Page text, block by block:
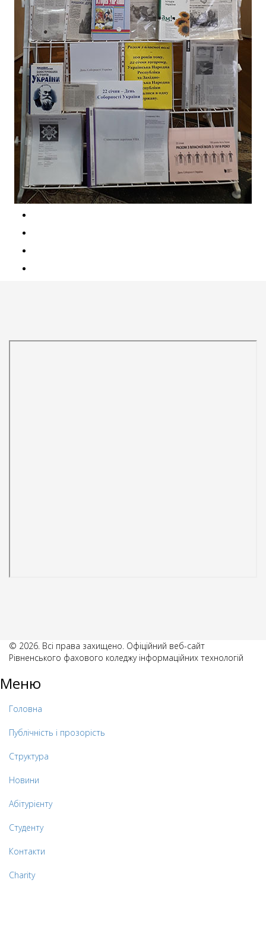
© 2026. Всі права захищено. Офіційний веб-сайт
Рівненського фахового коледжу інформаційних технологій
Меню
Головна
Публічність і прозорість
Структура
Новини
Абітурієнту
Студенту
Контакти
Charity